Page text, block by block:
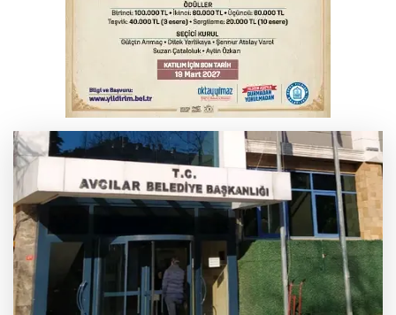
Osmangazi’de iş arayanlara destek
TOFAŞ Basketbol'da sağlık kontrolleri
başladı